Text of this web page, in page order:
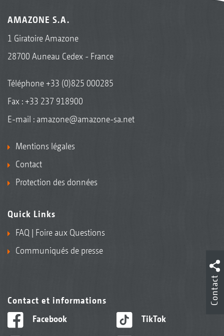
AMAZONE S.A.
1 Giratoire Amazone
28700 Auneau Cedex - France
Téléphone+33 (0)825 000285
Fax : +33 237 918900
E-mail : amazone@amazone-sa.net
Mentions légales
Contact
Protection des données
Quick Links
FAQ | Foire aux Questions
Communiqués de presse
Contact et informations
Facebook
TikTok
Contact